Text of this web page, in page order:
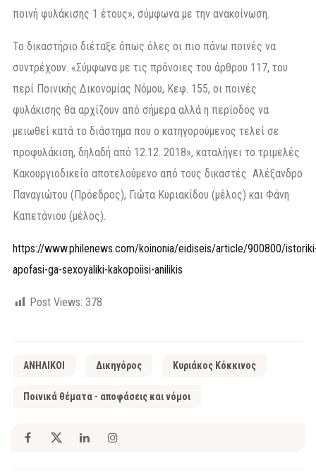
ποινή φυλάκισης 1 έτους», σύμφωνα με την ανακοίνωση.
Το δικαστήριο διέταξε όπως όλες οι πιο πάνω ποινές να
συντρέχουν. «Σύμφωνα με τις πρόνοιες του άρθρου 117, του
περί Ποινικής Δικονομίας Νόμου, Κεφ. 155, οι ποινές
φυλάκισης θα αρχίζουν από σήμερα αλλά η περίοδος να
μειωθεί κατά το διάστημα που ο κατηγορούμενος τελεί σε
προφυλάκιση, δηλαδή από 12.12. 2018», καταλήγει το τριμελές
Κακουργιοδικείο αποτελούμενο από τους δικαστές Αλέξανδρο
Παναγιώτου (Πρόεδρος), Γιώτα Κυριακίδου (μέλος) και Φάνη
Καπετάνιου (μέλος).
https://www.philenews.com/koinonia/eidiseis/article/900800/
apofasi-ga-sexoyaliki-kakopoiisi-anilikis
Post Views: 378
ΑΝΗΛΙΚΟΙ Δικηγόρος Κυριάκος Κόκκινος
Ποινικά θέματα - αποφάσεις και νόμοι